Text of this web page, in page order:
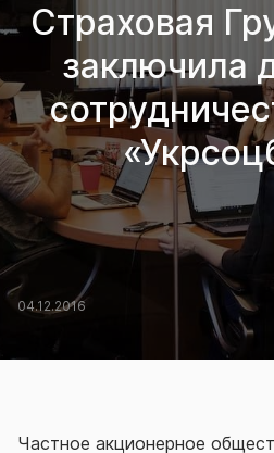
Страховая
заключила
04.12.2016
Частное акционерное